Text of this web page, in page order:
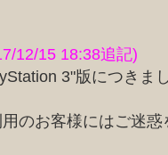
12/15 18:38追記)
3"版につきま
用のお客様にはご迷